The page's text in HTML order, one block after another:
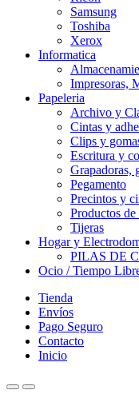
Samsung
Toshiba
Xerox
Informatica
Impresoras,
Papeleria
Archivo y
Cintas y
Clips y
Escritura y
Grapadoras,
Pegamento
Precintos y
Productos de
Tijeras
Hogar y
PILAS DE
Ocio / Tiempo
Tienda
Envíos
Pago Seguro
Contacto
Inicio